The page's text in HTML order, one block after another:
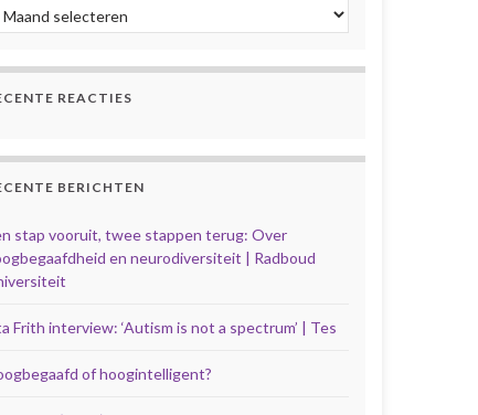
REACTIES
BERICHTEN
stap vooruit, twee stappen terug: Over
en neurodiversiteit | Radboud
Frith interview: ‘Autism is not a spectrum’ | Tes
of hoogintelligent?